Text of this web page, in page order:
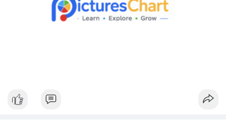
hiệu tích cực cho xu hướng dài hạn.